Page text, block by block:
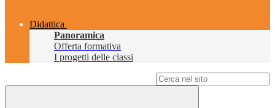
Didattica
Panoramica
Offerta formativa
I progetti delle classi